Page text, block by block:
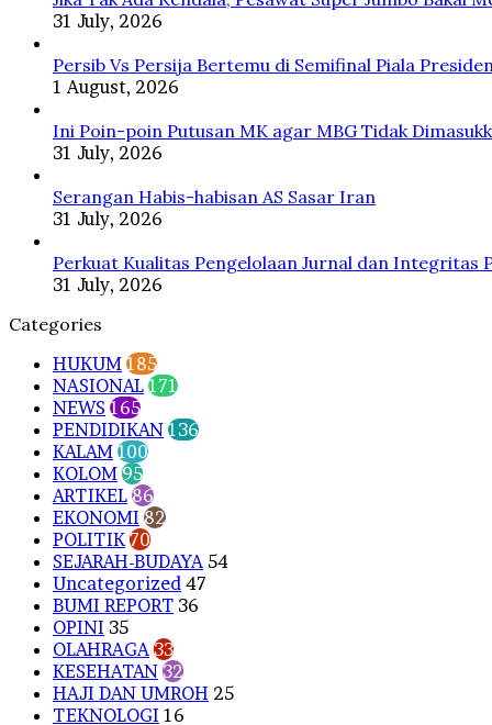
Alasan
Pertamina
31 July, 2026
Persib Vs Persija Bertemu di Semifinal Piala
1 August, 2026
Ini Poin-poin Putusan MK agar MBG Tidak
31 July, 2026
Serangan Habis-habisan AS Sasar Iran
31 July, 2026
Perkuat Kualitas Pengelolaan Jurnal dan Integritas
31 July, 2026
Categories
HUKUM 185
NASIONAL 171
NEWS 165
PENDIDIKAN 136
KALAM 100
KOLOM 95
ARTIKEL 86
EKONOMI 82
POLITIK 70
SEJARAH-BUDAYA 54
Uncategorized 47
BUMI REPORT 36
OPINI 35
OLAHRAGA 33
KESEHATAN 32
HAJI DAN UMROH 25
TEKNOLOGI 16